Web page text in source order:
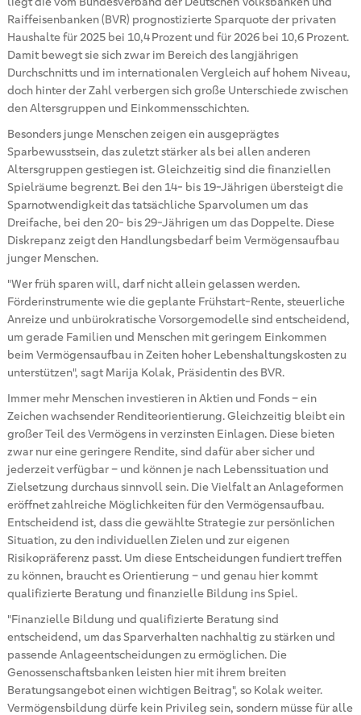
Raiffeisenbanken (BVR) prognostizierte Sparquote der privaten
Haushalte für 2025 bei 10,4 Prozent und für 2026 bei 10,6 Prozent.
Damit bewegt sie sich zwar im Bereich des langjährigen
Durchschnitts und im internationalen Vergleich auf hohem Niveau,
doch hinter der Zahl verbergen sich große Unterschiede zwischen
den Altersgruppen und Einkommensschichten.
Besonders junge Menschen zeigen ein ausgeprägtes
Sparbewusstsein, das zuletzt stärker als bei allen anderen
Altersgruppen gestiegen ist. Gleichzeitig sind die finanziellen
Spielräume begrenzt. Bei den 14- bis 19-Jährigen übersteigt die
Sparnotwendigkeit das tatsächliche Sparvolumen um das
Dreifache, bei den 20- bis 29-Jährigen um das Doppelte. Diese
Diskrepanz zeigt den Handlungsbedarf beim Vermögensaufbau
junger Menschen.
"Wer früh sparen will, darf nicht allein gelassen werden.
Förderinstrumente wie die geplante Frühstart-Rente, steuerliche
Anreize und unbürokratische Vorsorgemodelle sind entscheidend,
um gerade Familien und Menschen mit geringem Einkommen
beim Vermögensaufbau in Zeiten hoher Lebenshaltungskosten zu
unterstützen", sagt Marija Kolak, Präsidentin des BVR.
Immer mehr Menschen investieren in Aktien und Fonds – ein
Zeichen wachsender Renditeorientierung. Gleichzeitig bleibt ein
großer Teil des Vermögens in verzinsten Einlagen. Diese bieten
zwar nur eine geringere Rendite, sind dafür aber sicher und
jederzeit verfügbar – und können je nach Lebenssituation und
Zielsetzung durchaus sinnvoll sein. Die Vielfalt an Anlageformen
eröffnet zahlreiche Möglichkeiten für den Vermögensaufbau.
Entscheidend ist, dass die gewählte Strategie zur persönlichen
Situation, zu den individuellen Zielen und zur eigenen
Risikopräferenz passt. Um diese Entscheidungen fundiert treffen
zu können, braucht es Orientierung – und genau hier kommt
qualifizierte Beratung und finanzielle Bildung ins Spiel.
"Finanzielle Bildung und qualifizierte Beratung sind
entscheidend, um das Sparverhalten nachhaltig zu stärken und
passende Anlageentscheidungen zu ermöglichen. Die
Genossenschaftsbanken leisten hier mit ihrem breiten
Beratungsangebot einen wichtigen Beitrag", so Kolak weiter.
Vermögensbildung dürfe kein Privileg sein, sondern müsse für alle